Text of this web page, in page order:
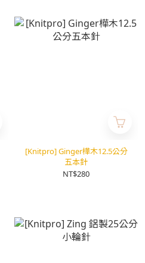
[Knitpro] Ginger樺木12.5公分
五本針
NT$280